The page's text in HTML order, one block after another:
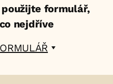
formulář,
nejdříve